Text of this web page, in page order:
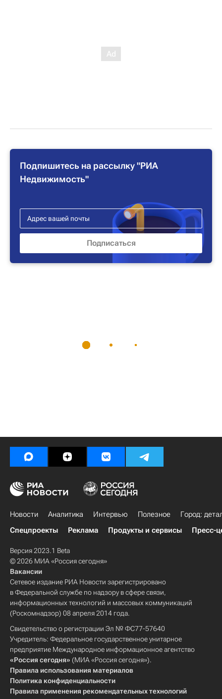
Подпишитесь на рассылку "РИА
Недвижимость"
Новости Аналитика Интервью Полезное
Город:
Спецпроекты
Реклама Продукты и сервисы Пресс-
Версия 2023.1 Beta
© 2026 МИА «Россия сегодня»
Вакансии
Сетевое издание РИА Новости зарегистрировано
в Федеральной службе по надзору в сфере связи,
информационных технологий и массовых коммуникаций
(Роскомнадзор) 08 апреля 2014 года.
Свидетельство о регистрации Эл № ФС77-57640
Учредитель: Федеральное государственное унитарное
предприятие Международное информационное агентство
«Россия сегодня» (МИА «Россия сегодня»).
Правила использования материалов
Политика конфиденциальности
Правила применения рекомендательных технологий